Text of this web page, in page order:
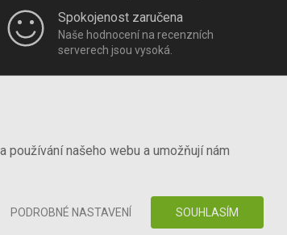
našeho webu a umožňují nám
PODROBNÉ NASTAVENÍ SOUHLASÍM
Spokojenost zaručena
Naše hodnocení na recenzních
serverech jsou vysoká.